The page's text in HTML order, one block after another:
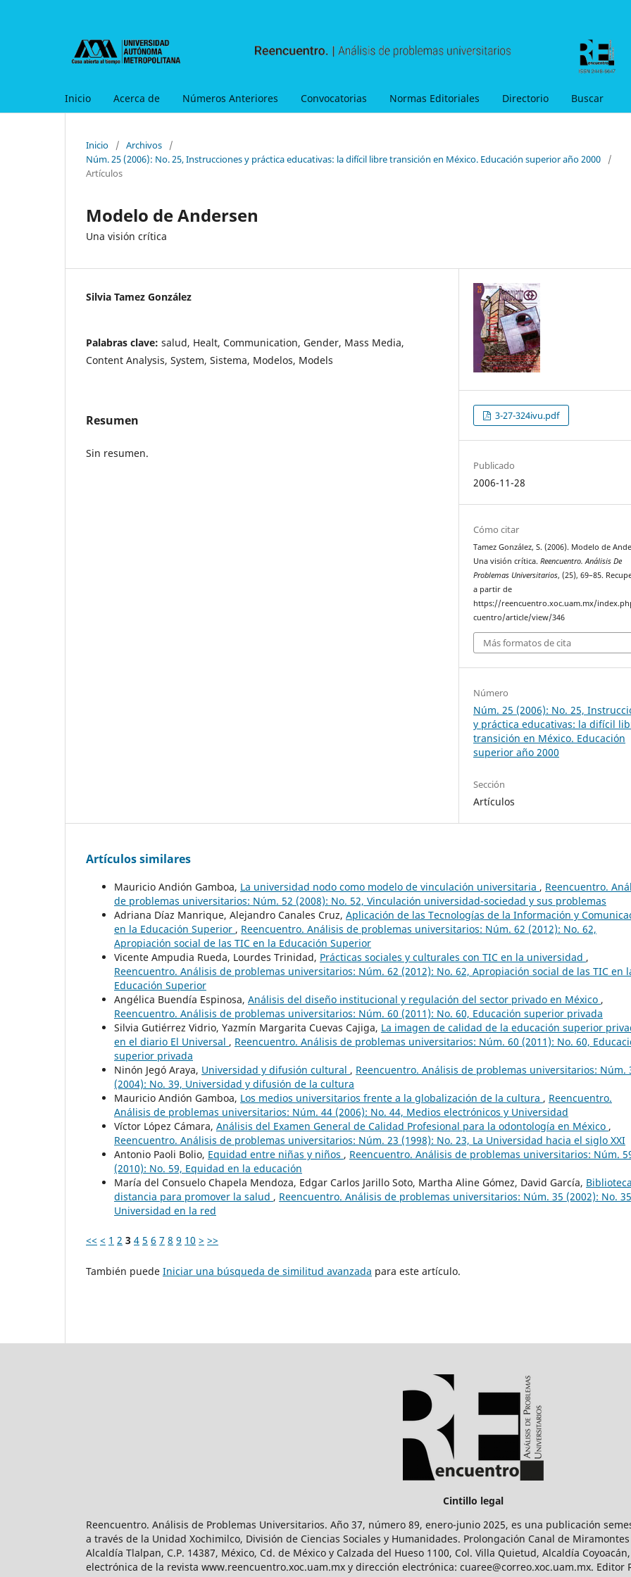
Inicio Acerca de Números Anteriores Convocatorias Normas Editoriales Directorio Buscar
Inicio / Archivos
/
Núm. 25 (2006): No. 25, Instrucciones y práctica educativas: la difícil libre transición en México. Educación superior año 2000
/
Artículos
Modelo de Andersen
Una visión crítica
Silvia Tamez González
Palabras clave: salud, Healt, Communication, Gender, Mass Media,
Content Analysis, System, Sistema, Modelos, Models
Resumen
Sin resumen.
3-27-324ivu.pdf
Publicado
2006-11-28
Cómo citar
Tamez González, S. (2006). Modelo de
Una visión crítica.Reencuentro. Análisis De
Problemas Universitarios, (25), 69–85.
a partir de
https://reencuentro.xoc.uam.mx/
cuentro/article/view/346
Más formatos de cita
Número
Núm. 25 (2006): No. 25,
y práctica educativas: la difícil
transición en México. Educación
superior año 2000
Sección
Artículos
Artículos similares
Mauricio Andión Gamboa, La universidad nodo como modelo de vinculación universitaria , Reencuentro.
de problemas universitarios: Núm. 52 (2008): No. 52, Vinculación universidad-sociedad y sus problemas
Adriana Díaz Manrique, Alejandro Canales Cruz, Aplicación de las Tecnologías de la Información y
en la Educación Superior , Reencuentro. Análisis de problemas universitarios: Núm. 62 (2012): No. 62,
Apropiación social de las TIC en la Educación Superior
Vicente Ampudia Rueda, Lourdes Trinidad, Prácticas sociales y culturales con TIC en la universidad ,
Reencuentro. Análisis de problemas universitarios: Núm. 62 (2012): No. 62, Apropiación social de las TIC en
Educación Superior
Angélica Buendía Espinosa, Análisis del diseño institucional y regulación del sector privado en México ,
Reencuentro. Análisis de problemas universitarios: Núm. 60 (2011): No. 60, Educación superior privada
Silvia Gutiérrez Vidrio, Yazmín Margarita Cuevas Cajiga, La imagen de calidad de la educación superior
en el diario El Universal , Reencuentro. Análisis de problemas universitarios: Núm. 60 (2011): No. 60,
superior privada
Ninón Jegó Araya, Universidad y difusión cultural , Reencuentro. Análisis de problemas universitarios: Núm.
(2004): No. 39, Universidad y difusión de la cultura
Mauricio Andión Gamboa, Los medios universitarios frente a la globalización de la cultura , Reencuentro.
Análisis de problemas universitarios: Núm. 44 (2006): No. 44, Medios electrónicos y Universidad
Víctor López Cámara, Análisis del Examen General de Calidad Profesional para la odontología en México ,
Reencuentro. Análisis de problemas universitarios: Núm. 23 (1998): No. 23, La Universidad hacia el siglo XXI
Antonio Paoli Bolio, Equidad entre niñas y niños , Reencuentro. Análisis de problemas universitarios: Núm.
(2010): No. 59, Equidad en la educación
María del Consuelo Chapela Mendoza, Edgar Carlos Jarillo Soto, Martha Aline Gómez, David García,
distancia para promover la salud , Reencuentro. Análisis de problemas universitarios: Núm. 35 (2002): No.
Universidad en la red
<< < 1 2 3 4 5 6 7 8 9 10 > >>
También puede Iniciar una búsqueda de similitud avanzada para este artículo.
Cintillo legal
Reencuentro. Análisis de Problemas Universitarios. Año 37, número 89, enero-junio 2025, es una publicación
a través de la Unidad Xochimilco, División de Ciencias Sociales y Humanidades. Prolongación Canal de Miramontes
Alcaldía Tlalpan, C.P. 14387, México, Cd. de México y Calzada del Hueso 1100, Col. Villa Quietud, Alcaldía
electrónica de la revista www.reencuentro.xoc.uam.mx y dirección electrónica: cuaree@correo.xoc.uam.mx. Editor